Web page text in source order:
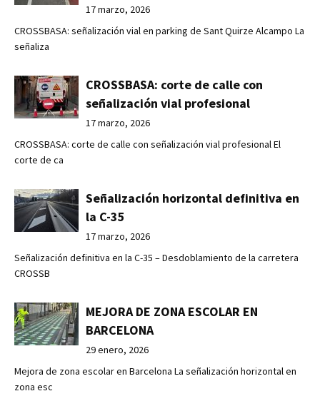
17 marzo, 2026
CROSSBASA: señalización vial en parking de Sant Quirze Alcampo La
señaliza
CROSSBASA: corte de calle con
señalización vial profesional
17 marzo, 2026
CROSSBASA: corte de calle con señalización vial profesional El
corte de ca
Señalización horizontal definitiva en
la C-35
17 marzo, 2026
Señalización definitiva en la C-35 – Desdoblamiento de la carretera
CROSSB
MEJORA DE ZONA ESCOLAR EN
BARCELONA
29 enero, 2026
Mejora de zona escolar en Barcelona La señalización horizontal en
zona esc